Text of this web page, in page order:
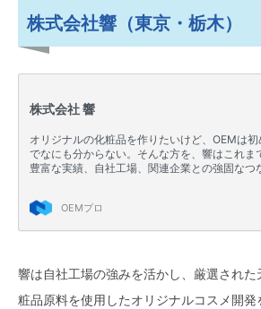
株式会社響（東京・栃木）
響は自社工場の強みを活かし、厳選され
粧品原料を使用したオリジナルコスメ開発